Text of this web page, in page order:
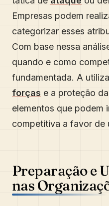
Empresas podem
categorizar esses
Com base nessa
quando e como
fundamentada. A
forças e a proteção
elementos que podem
competitiva a favor de
Preparação e
nas